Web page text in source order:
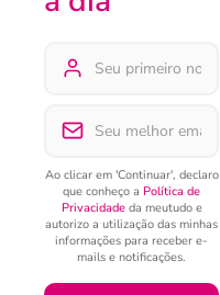
Ao clicar em 'Continuar', declaro
que conheço a Política de
Privacidadeda meutudo e
autorizo a utilização das minhas
informações para receber e-
mails e notificações.